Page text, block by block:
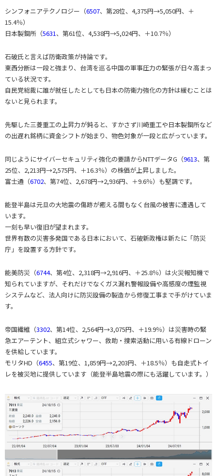
シンフォニアテクノロジー（6507、第28位、4,375円→5,050円、＋
15.4％）
日本製鋼所（5631 、第61位、4,538円→5,024円、＋10.7％）
石破氏と言えば防衛政策が持論です。
東西分断は一段と強まり、台湾を巡る中国の軍事圧力の緊張が日々高まっ
ている状況です。
自民党総裁に誰が就任したとしても日本の防衛力強化の方針は緩むことは
ないと見られます。
先駆した三菱重工の上昇力が鈍ると、すかさず川崎重工や日本製鋼所など
の出遅れ銘柄に資金シフトが始まり、物色対象が一段と広がっています。
同じようにサイバーセキュリティ強化の要請からNTTデータG（9613、第
25位、2,213円→2,575円、＋16.3％）の株価が上昇しました。
富士通（6702、第74位、2,678円→2,936円、＋9.6％）も堅調です。
能登半島は元旦の大地震の傷跡が癒える間もなく台風の被害に遭遇して
います。
一刻も早い復旧が望まれます。
世界有数の災害多発国である日本において、石破新政権は新たに「防災
庁」を設置する方針です。
能美防災（6744、第4位、2,318円→2,916円、＋25.8％）は火災報知機で
知られていますが、それだけでなくガス漏れ警報設備や高感度の煙監視
システムなど、法人向けに防災設備の製造から修復工事まで手がけていま
す。
帝国繊維（3302、第14位、2,564円→3,075円、＋19.9％）は災害時の緊
急エアーテント、組立式シャワー、救助・捜索活動に用いる有線ドローン
を供給しています。
モリタHD（6455、第19位、1,859円→2,203円、＋18.5％）も自走式トイ
レを被災地に提供しています（能登半島地震の際にも活躍しています。）